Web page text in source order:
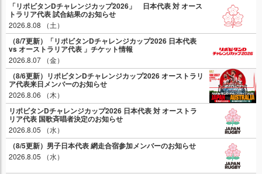
「リポビタンDチャレンジカップ2026」 日本代表 対 オース
トラリア代表 試合結果のお知らせ
2026.8.08 （土）
（8/7更新）「リポビタンDチャレンジカップ2026 日本代表
vs オーストラリア代表 」チケット情報
2026.8.07 （金）
（8/6更新）リポビタンDチャレンジカップ2026 オーストラリ
ア代表来日メンバーのお知らせ
2026.8.06 （木）
リポビタンDチャレンジカップ2026 日本代表 対 オーストラ
リア代表 国歌斉唱者決定のお知らせ
2026.8.05 （水）
（8/5更新）男子日本代表 網走合宿参加メンバーのお知らせ
2026.8.05 （水）